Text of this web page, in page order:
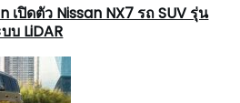
เปิดตัว Nissan NX7 รถ SUV รุ่น
บ LiDAR